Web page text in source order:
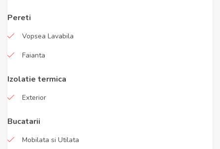
Pereti
Vopsea Lavabila
Faianta
Izolatie termica
Exterior
Bucatarii
Mobilata si Utilata